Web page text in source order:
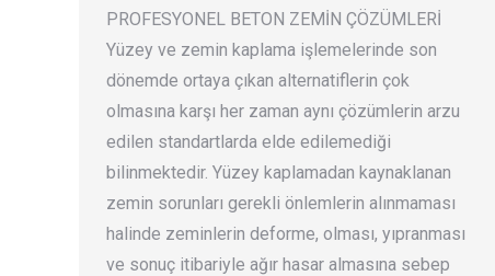
PROFESYONEL BETON ZEMİN ÇÖZÜMLERİ
Yüzey ve zemin kaplama işlemelerinde son
dönemde ortaya çıkan alternatiflerin çok
olmasına karşı her zaman aynı çözümlerin arzu
edilen standartlarda elde edilemediği
bilinmektedir. Yüzey kaplamadan kaynaklanan
zemin sorunları gerekli önlemlerin alınmaması
halinde zeminlerin deforme, olması, yıpranması
ve sonuç itibariyle ağır hasar almasına sebep